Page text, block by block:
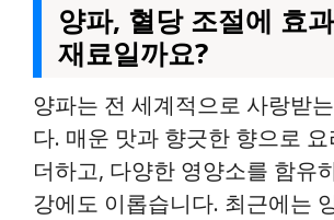
양파, 혈당 조절에 효
재료일까요?
양파는 전 세계적으로 사랑받
다. 매운 맛과 향긋한 향으로
더하고, 다양한 영양소를 함유
강에도 이롭습니다. 최근에는